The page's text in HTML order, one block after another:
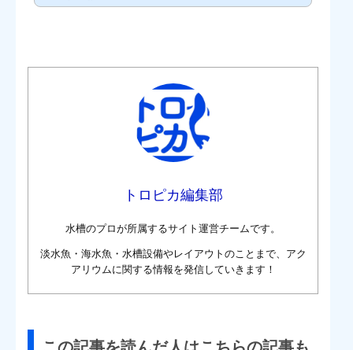
トロピカ編集部
水槽のプロが所属するサイト運営チームです。
淡水魚・海水魚・水槽設備やレイアウトのことまで、アク
アリウムに関する情報を発信していきます！